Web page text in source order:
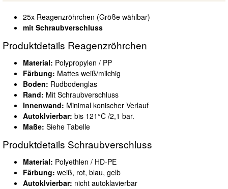
25x Reagenzröhrchen (Größe wählbar)
mit Schraubverschluss
Produktdetails Reagenzröhrchen
Material: Polypropylen / PP
Färbung: Mattes weiß/milchig
Boden: Rudbodenglas
Rand: Mit Schraubverschluss
Innenwand: Minimal konischer Verlauf
Autoklvierbar: bis 121°C /2,1 bar.
Maße: Siehe Tabelle
Produktdetails Schraubverschluss
Material: Polyethlen / HD-PE
Färbung: weiß, rot, blau, gelb
Autoklvierbar: nicht autoklavierbar